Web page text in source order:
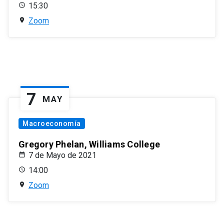
15:30
Zoom
7 MAY
Macroeconomía
Gregory Phelan, Williams College
7 de Mayo de 2021
14:00
Zoom